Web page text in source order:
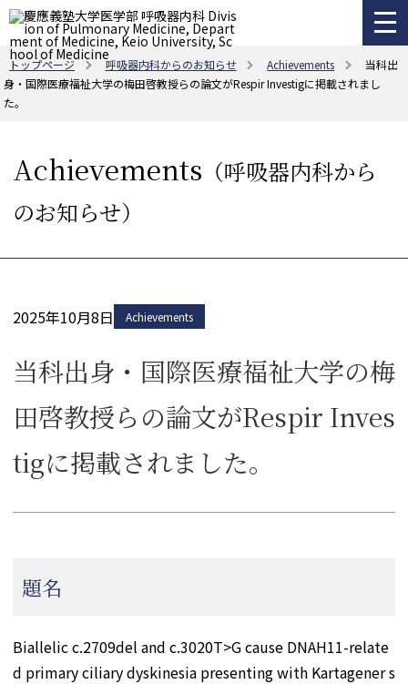
トップページ 呼吸器内科からのお知らせ Achievements
当科出
身・国際医療福祉大学の梅田啓教授らの論文がRespir Investigに掲載されまし
た。
Achievements （呼吸器内科から
のお知らせ）
2025年10月8日 Achievements
当科出身・国際医療福祉大学の梅
田啓教授らの論文がRespir Inves
tigに掲載されました。
題名
Biallelic c.2709del and c.3020T>G cause DNAH11-relate
d primary ciliary dyskinesia presenting with Kartagener s